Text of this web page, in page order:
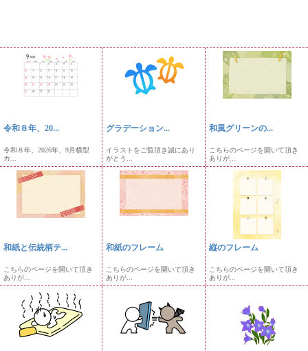
令和８年、20...
令和８年、2026年、9月横型
カ...
グラデーション...
イラストをご覧頂き誠にあり
がとう...
和風グリーンの...
こちらのページを開いて頂き
ありが...
和紙と伝統柄テ...
こちらのページを開いて頂き
ありが...
和紙のフレーム
こちらのページを開いて頂き
ありが...
縦のフレーム
こちらのページを開いて頂き
ありが...